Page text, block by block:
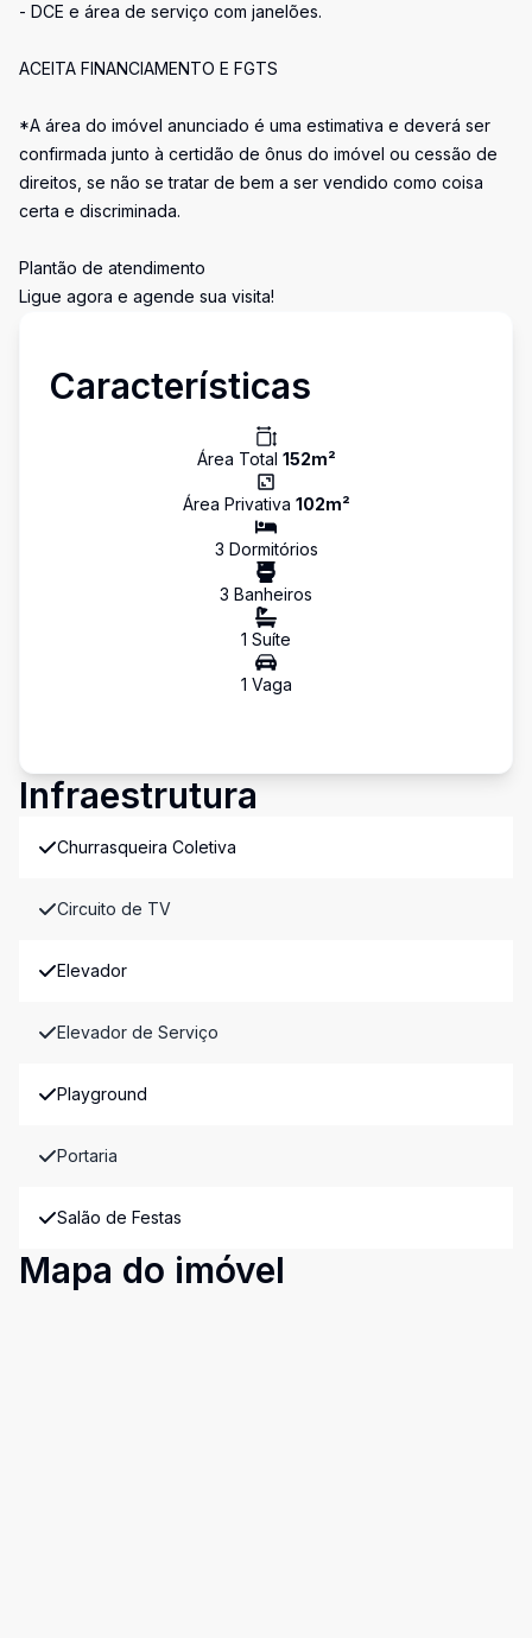
- DCE e área de serviço com janelões.
ACEITA FINANCIAMENTO E FGTS
*A área do imóvel anunciado é uma estimativa e deverá ser
confirmada junto à certidão de ônus do imóvel ou cessão de
direitos, se não se tratar de bem a ser vendido como coisa
certa e discriminada.
Plantão de atendimento
Ligue agora e agende sua visita!
Características
Área Total 152m²
Área Privativa 102m²
3 Dormitórios
3 Banheiros
1 Suíte
1 Vaga
Infraestrutura
Churrasqueira Coletiva
Circuito de TV
Elevador
Elevador de Serviço
Playground
Portaria
Salão de Festas
Mapa do imóvel